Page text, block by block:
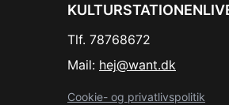
Tlf. 78768672
Mail: hej@want.dk
Cookie- og privatlivspolitik